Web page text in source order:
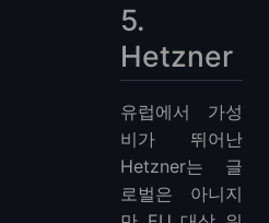
5.
Hetzner
유럽에서 가성
비가 뛰어난
Hetzner는 글
로벌은 아니지